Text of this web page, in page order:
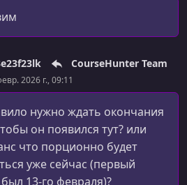
CourseHunter Team
2026 г., 09:11
нужно ждать окончания
он появился тут? или
что порционно будет
уже сейчас (первый
13-го февраля)?